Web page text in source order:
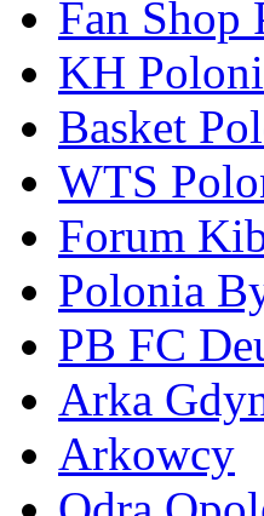
Fan Shop
KH
Basket
WTS
Forum
Polonia
PB FC
Arka
Arkowcy